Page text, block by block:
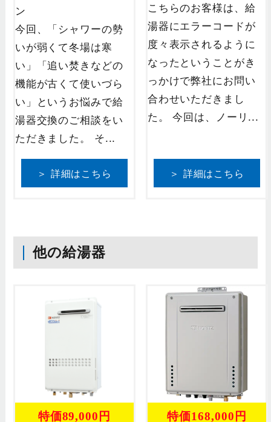
ン
今回、「シャワーの勢
いが弱くて冬場は寒
い」「追い焚きなどの
機能が古くて使いづら
い」というお悩みで給
湯器交換のご相談をい
ただきました。 そ...
＞ 詳細はこちら
こちらのお客様は、給
湯器にエラーコードが
度々表示されるように
なったということがき
っかけで弊社にお問い
合わせいただきまし
た。 今回は、ノーリ...
＞ 詳細はこちら
他の給湯器
特価89,000円 特価168,000円